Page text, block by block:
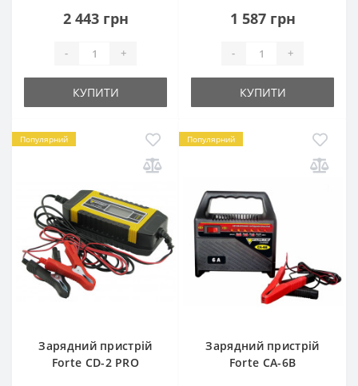
2 443 грн
- +
КУПИТИ
1 587 грн
- +
КУПИТИ
Популярний
Зарядний пристрій
Forte CD-2 PRO
Популярний
Зарядний пристрій
Forte CA-6B